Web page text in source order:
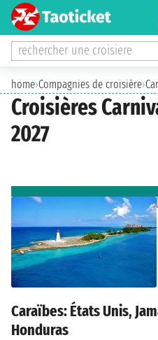
rechercher une croisiere
home›Compagnies de croisière›
Croisières
2027
Caraïbes: États Unis,
Honduras